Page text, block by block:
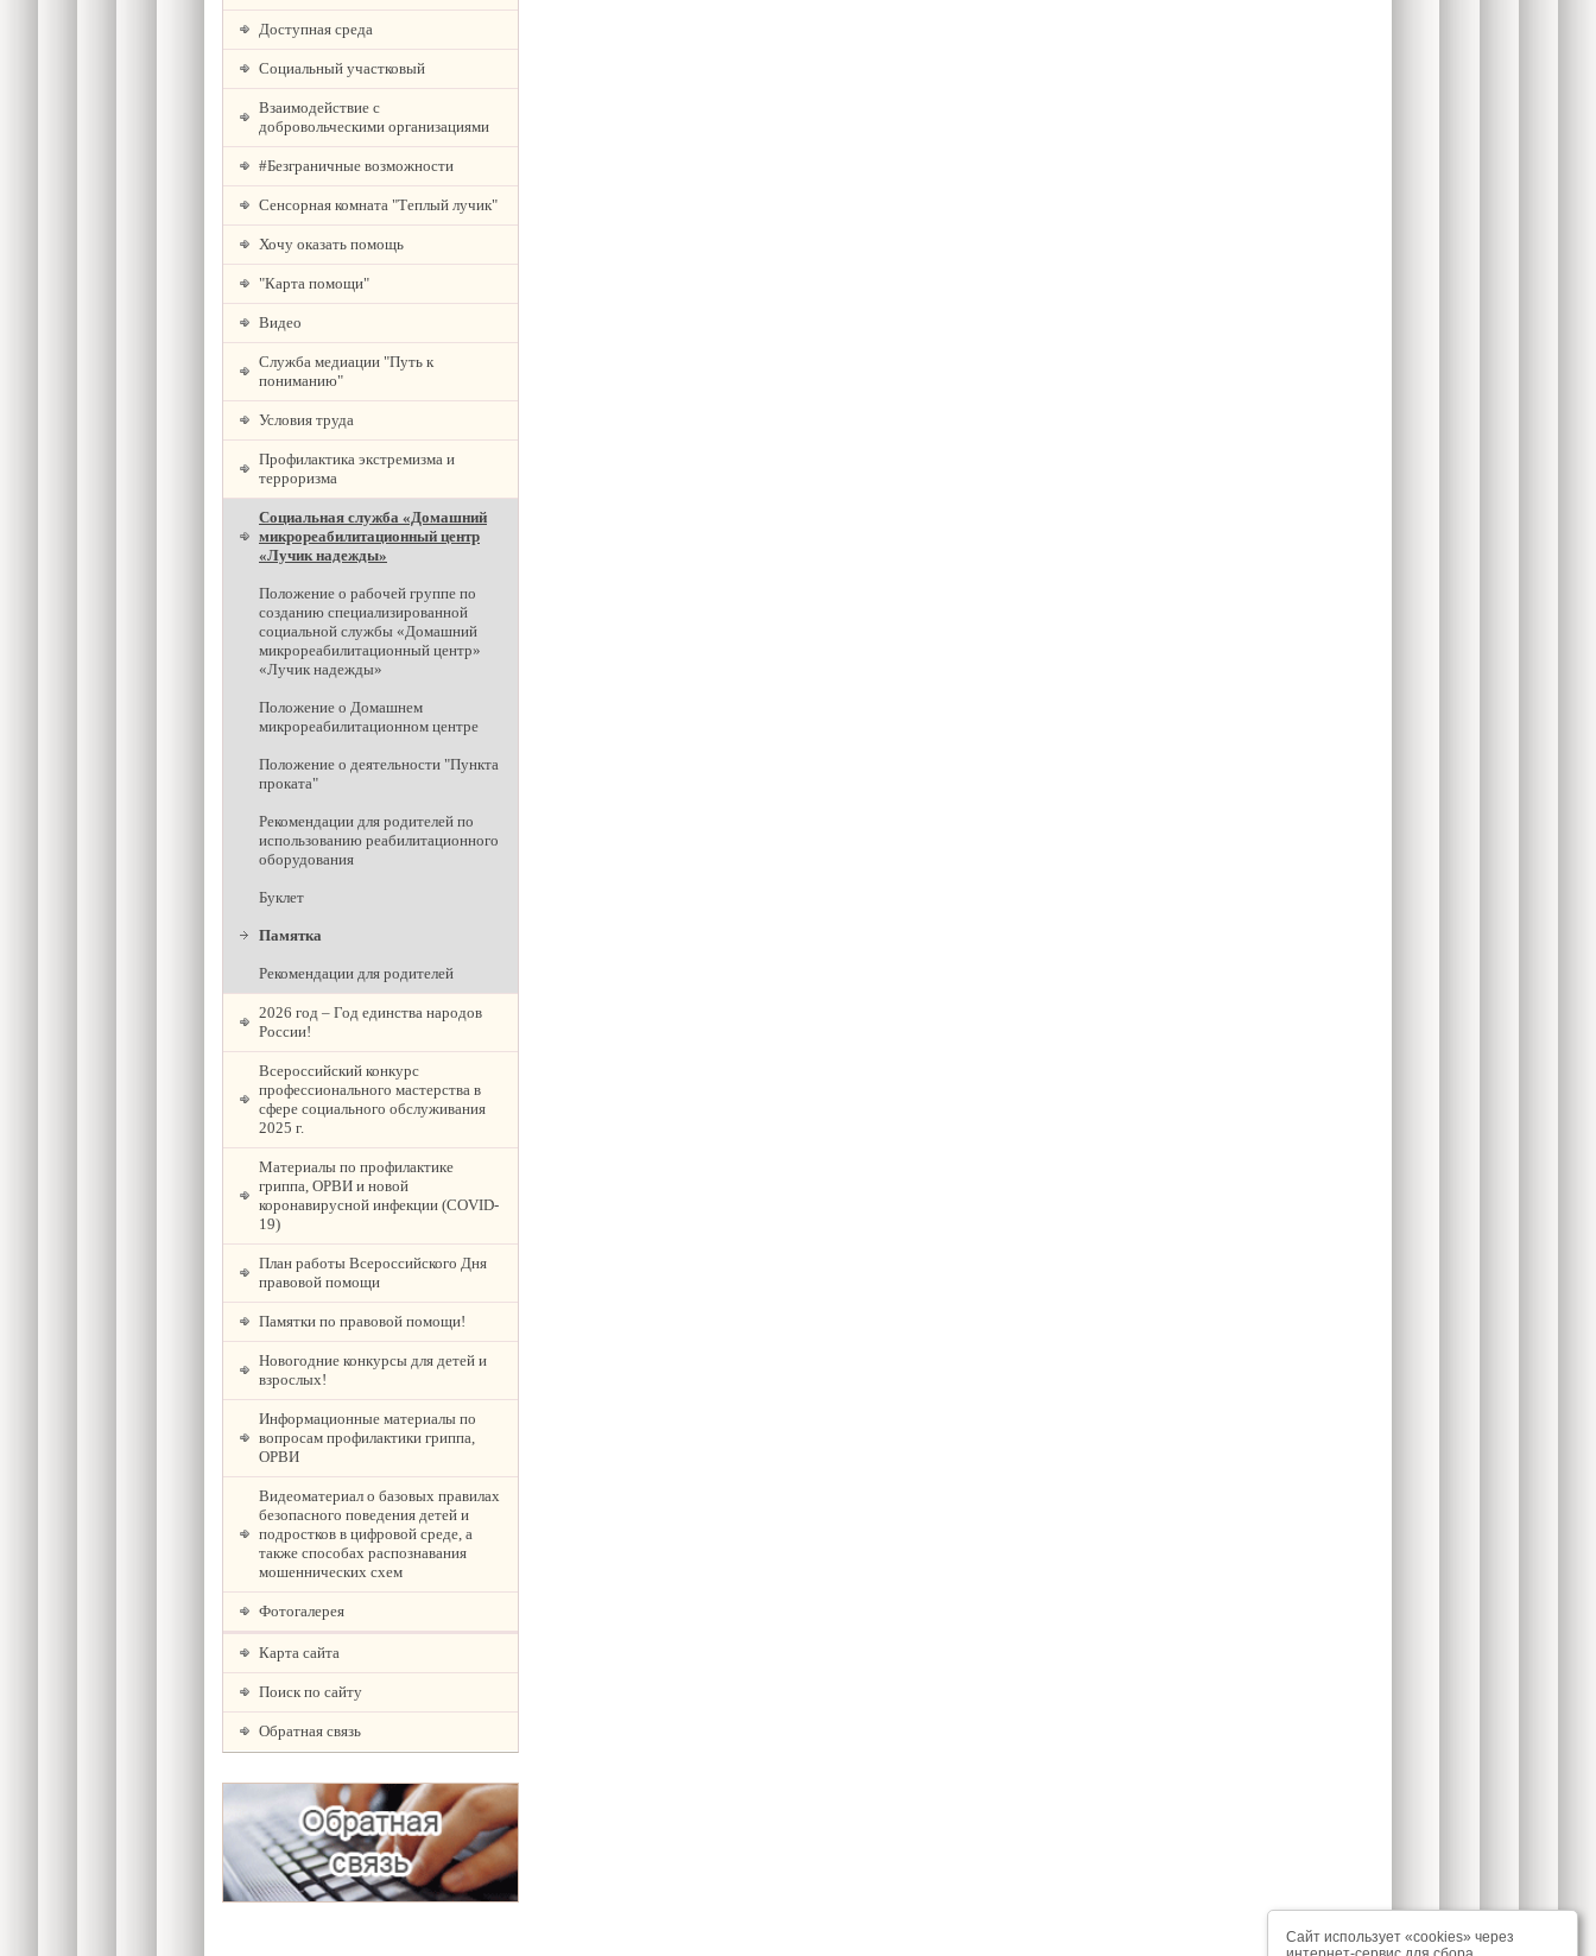
Доступная среда
Социальный участковый
Взаимодействие с
добровольческими организациями
#Безграничные возможности
Сенсорная комната "Теплый лучик"
Хочу оказать помощь
"Карта помощи"
Видео
Служба медиации "Путь к
пониманию"
Условия труда
Профилактика экстремизма и
терроризма
Социальная служба «Домашний
микрореабилитационный центр
«Лучик надежды»
Положение о рабочей группе по
созданию специализированной
социальной службы «Домашний
микрореабилитационный центр»
«Лучик надежды»
Положение о Домашнем
микрореабилитационном центре
Положение о деятельности "Пункта
проката"
Рекомендации для родителей по
использованию реабилитационного
оборудования
Буклет
Памятка
Рекомендации для родителей
2026 год – Год единства народов
России!
Всероссийский конкурс
профессионального мастерства в
сфере социального обслуживания
2025 г.
Материалы по профилактике
гриппа, ОРВИ и новой
коронавирусной инфекции (COVID-
19)
План работы Всероссийского Дня
правовой помощи
Памятки по правовой помощи!
Новогодние конкурсы для детей и
взрослых!
Информационные материалы по
вопросам профилактики гриппа,
ОРВИ
Видеоматериал о базовых правилах
безопасного поведения детей и
подростков в цифровой среде, а
также способах распознавания
мошеннических схем
Фотогалерея
Карта сайта
Поиск по сайту
Обратная связь
Сайт использует «cookies» через